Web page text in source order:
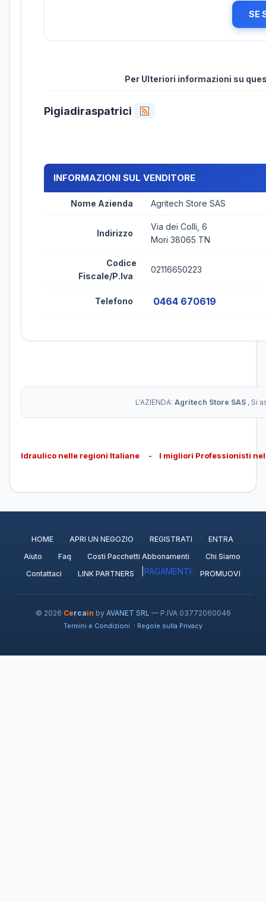
SE
Per Ulteriori informazioni su
Pigiadiraspatrici
INFORMAZIONI SUL VENDITORE
Nome Azienda Agritech Store SAS
Indirizzo
Via dei Colli, 6
Mori 38065 TN
Codice
Fiscale/P.Iva
02116650223
Telefono 0464 670619
L'AZIENDA: Agritech Store SAS , Si
Idraulico nelle regioni Italiane - I migliori Professionisti
HOME · APRI UN NEGOZIO · REGISTRATI · ENTRA ·
Aiuto · Faq · Costi Pacchetti Abbonamenti · Chi Siamo ·
Contattaci · LINK PARTNERS PAGAMENTI· PROMUOVI
© 2026 Cercain by AVANET SRL — P.IVA 03772060046
Termini e Condizioni · Regole sulla Privacy